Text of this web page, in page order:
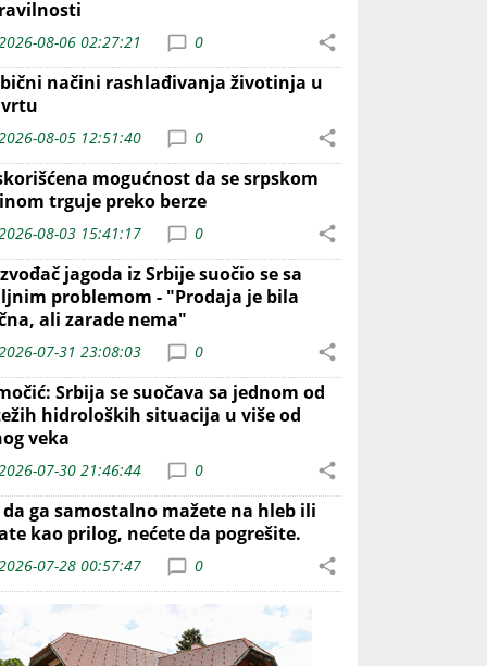
08-06 02:27:21 0
načini rashlađivanja životinja u
vrtu
08-05 12:51:40 0
mogućnost da se srpskom
trguje preko berze
08-03 15:41:17 0
jagoda iz Srbije suočio se sa
problemom - "Prodaja je bila
ali zarade nema"
07-31 23:08:03 0
Srbija se suočava sa jednom od
hidroloških situacija u više od
veka
07-30 21:46:44 0
ga samostalno mažete na hleb ili
kao prilog, nećete da pogrešite.
07-28 00:57:47 0